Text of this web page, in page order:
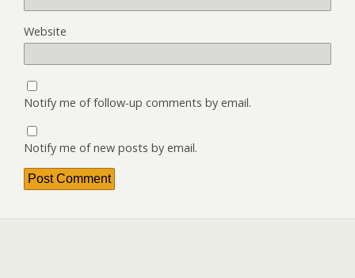
Website
Notify me of follow-up comments by email.
Notify me of new posts by email.